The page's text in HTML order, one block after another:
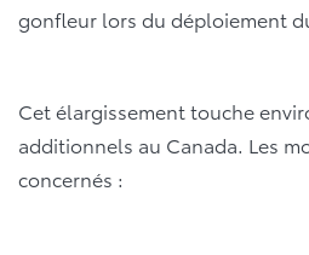
gonfleur lors du déploiement
Cet élargissement touche
additionnels au Canada. Les
concernés :